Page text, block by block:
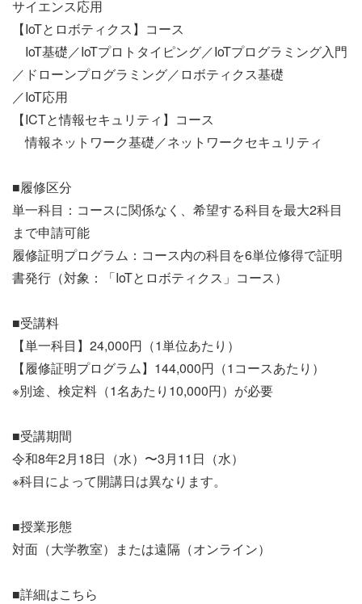
サイエンス応用
【IoTとロボティクス】コース
IoT基礎／IoTプロトタイピング／IoTプログラミング入門
／ドローンプログラミング／ロボティクス基礎
／IoT応用
【ICTと情報セキュリティ】コース
情報ネットワーク基礎／ネットワークセキュリティ
■履修区分
単一科目：コースに関係なく、希望する科目を最大2科目
まで申請可能
履修証明プログラム：コース内の科目を6単位修得で証明
書発行（対象：「IoTとロボティクス」コース）
■受講料
【単一科目】24,000円（1単位あたり）
【履修証明プログラム】144,000円（1コースあたり）
※別途、検定料（1名あたり10,000円）が必要
■受講期間
令和8年2月18日（水）〜3月11日（水）
※科目によって開講日は異なります。
■授業形態
対面（大学教室）または遠隔（オンライン）
■詳細はこちら